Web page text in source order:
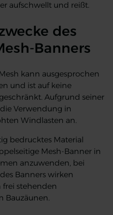
aufschwellt und reißt.
des
Banners
kann ausgesprochen
und ist auf keine
Aufgrund seiner
Verwendung in
Windlasten an.
bedrucktes Material
Mesh-Banner in
anzuwenden, bei
Banners wirken
frei stehenden
Bauzäunen.